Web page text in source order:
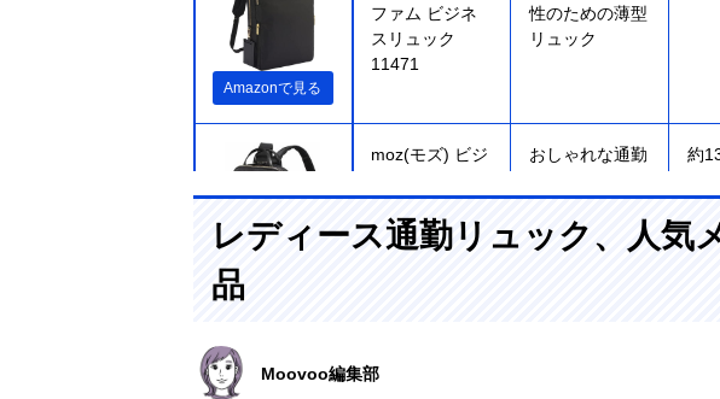
Amazonで見る
ファム ビジネ
スリュック
11471
性のための薄型
リュック
Amazonで見る
moz(モズ) ビジ
ック ZZBK-01
おしゃれな通勤
するビジネスリ
ュック
約
Amazonで見る
PORTER SHEA
レディース通勤リュック、人気
品
Moovoo編集部